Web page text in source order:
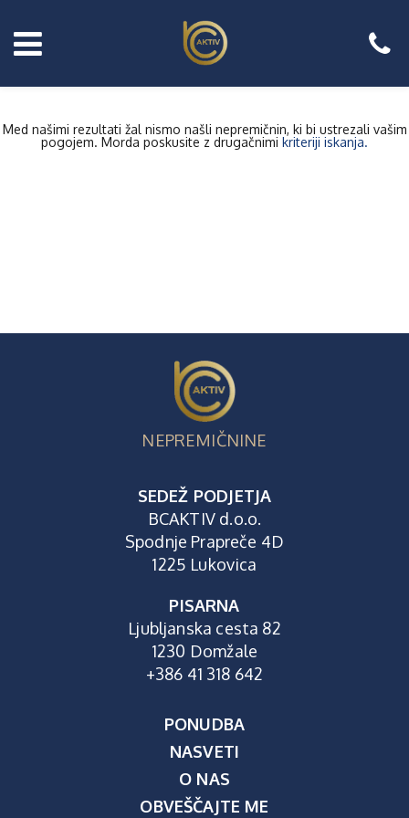
Med našimi rezultati žal nismo našli nepremičnin, ki bi ustrezali vašim
pogojem. Morda poskusite z drugačnimi kriteriji iskanja.
NEPREMIČNINE
SEDEŽ PODJETJA
BCAKTIV d.o.o.
Spodnje Prapreče 4D
1225 Lukovica
PISARNA
Ljubljanska cesta 82
1230 Domžale
+386 41 318 642
PONUDBA
NASVETI
O NAS
OBVEŠČAJTE ME